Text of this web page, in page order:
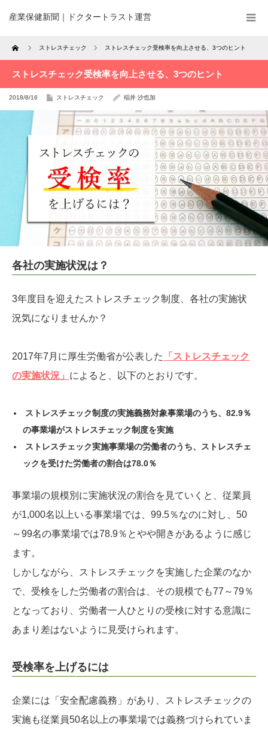
産業保健新聞｜ドクタートラスト運営
Home ストレスチェック ストレスチェック受検率を向上させる、3つのヒント
ストレスチェック受検率を向上させる、3つのヒント
2018/8/16 ストレスチェック 稲井 沙也加
各社の実施状況は？
3年度目を迎えたストレスチェック制度、各社の実施状
況気になりませんか？
2017年7月に厚生労働省が公表した
「ストレスチェック
の実施状況」 によると、以下のとおりです。
ストレスチェック制度の実施義務対象事業場のうち、82.9％
の事業場がストレスチェック制度を実施
ストレスチェック実施事業場の労働者のうち、ストレスチェ
ックを受けた労働者の割合は78.0％
事業場の規模別に実施状況の割合を見ていくと、従業員
が1,000名以上いる事業場では、99.5％なのに対し、50
～99名の事業場では78.9％とやや開きがあるように感じ
ます。
しかしながら、ストレスチェックを実施した企業のなか
で、受検をした労働者の割合は、その規模でも77～79％
となっており、労働者一人ひとりの受検に対する意識に
あまり差はないように見受けられます。
受検率を上げるには
企業には「安全配慮義務」があり、ストレスチェックの
実施も従業員50名以上の事業場では義務づけられていま